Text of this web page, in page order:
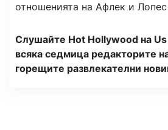
отношенията на Афлек и Лопес
Слушайте Hot Hollywood на
всяка седмица редакторите
горещите развлекателни